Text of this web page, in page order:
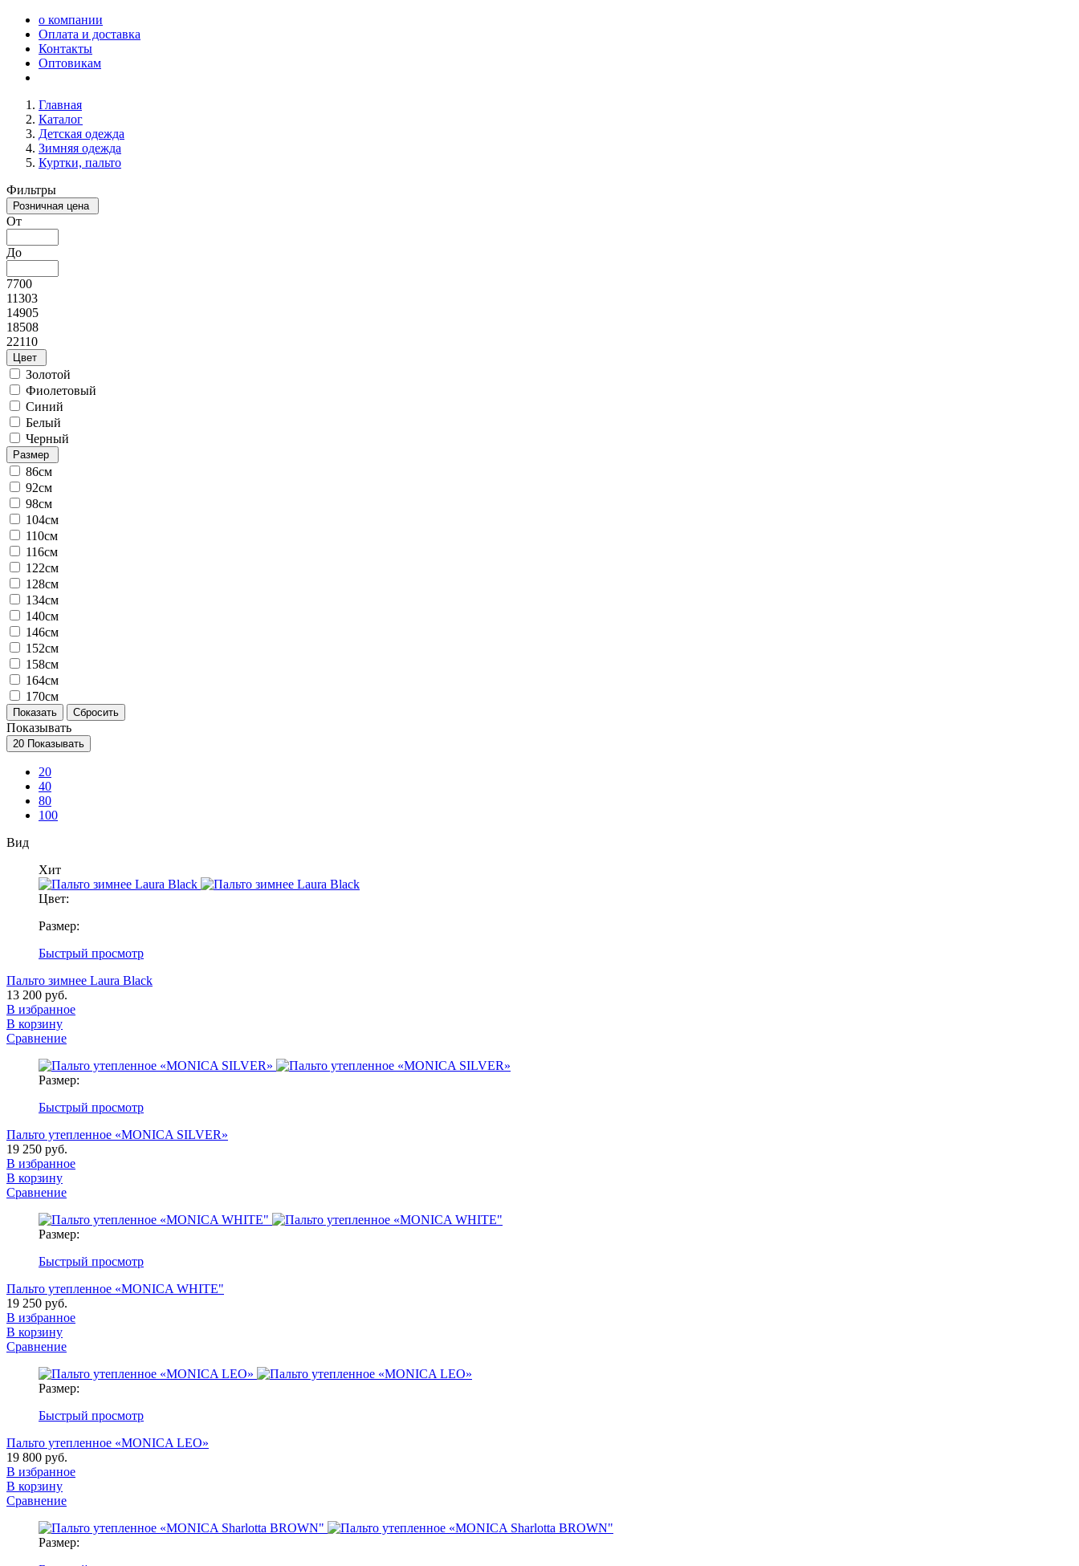
о компании
Оплата и доставка
Контакты
Оптовикам
Главная
Каталог
Детская одежда
Зимняя одежда
Куртки, пальто
Фильтры
Розничная цена
От
До
7700
11303
14905
18508
22110
Цвет
Золотой
Фиолетовый
Синий
Белый
Черный
Размер
86см
92см
98см
104см
110см
116см
122см
128см
134см
140см
146см
152см
158см
164см
170см
Показывать
20 Показывать
20
40
80
100
Вид
Хит
Цвет:
Размер:
Быстрый просмотр
Пальто зимнее Laura Black
13 200 руб.
В избранное
В корзину
Сравнение
Размер:
Быстрый просмотр
Пальто утепленное «MONICA SILVER»
19 250 руб.
В избранное
В корзину
Сравнение
Размер:
Быстрый просмотр
Пальто утепленное «MONICA WHITE"
19 250 руб.
В избранное
В корзину
Сравнение
Размер:
Быстрый просмотр
Пальто утепленное «MONICA LEO»
19 800 руб.
В избранное
В корзину
Сравнение
Размер: